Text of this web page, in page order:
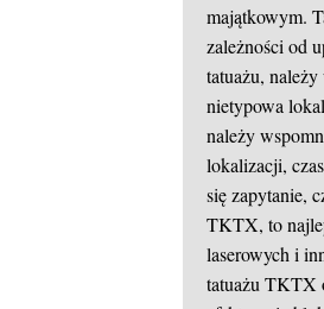
majątkowym.
zależności od
tatuażu,
nietypowa
należy
lokalizacji,
się zapytanie,
TKTX, to
laserowych i
tatuażu TKTX